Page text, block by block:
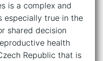
is a complex and
especially true in the
shared decision
health
Republic that is